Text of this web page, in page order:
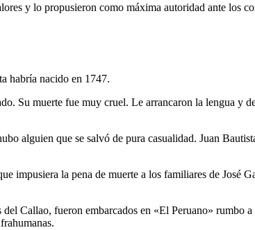
y lo propusieron como máxima autoridad ante los
habría nacido en 1747.
Su muerte fue muy cruel. Le arrancaron la lengua y
alguien que se salvó de pura casualidad. Juan
impusiera la pena de muerte a los familiares de José
Callao, fueron embarcados en «El Peruano»